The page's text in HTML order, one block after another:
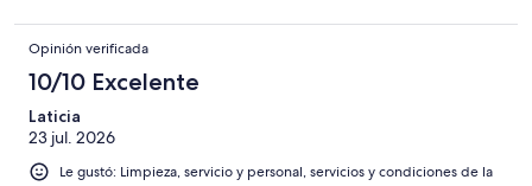
Opinión verificada
10/10 Excelente
Laticia
23 jul. 2026
Le gustó: Limpieza, servicio y personal, servicios y condiciones de la